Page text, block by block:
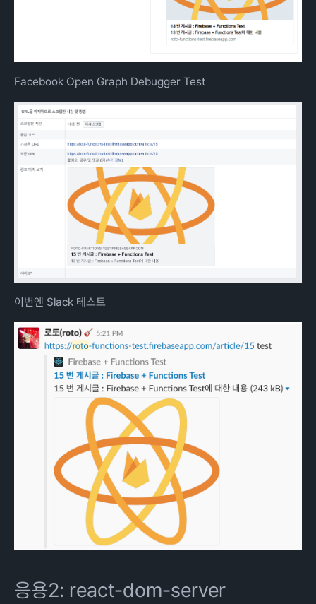
Facebook Open Graph Debugger Test
이번엔 Slack 테스트
응용2: react-dom-server